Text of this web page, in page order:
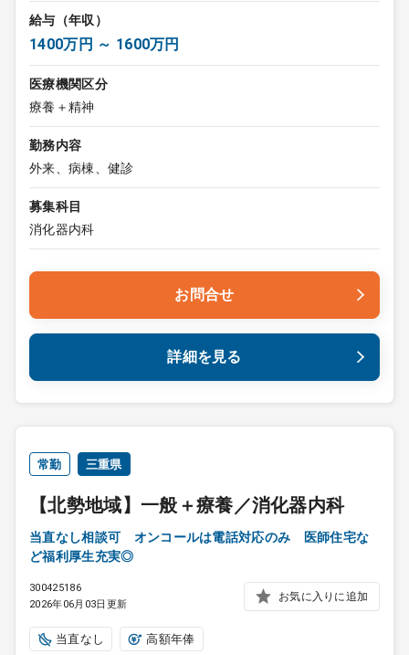
給与（年収）
1400万円 ～ 1600万円
医療機関区分
療養＋精神
勤務内容
外来、病棟、健診
募集科目
消化器内科
お問合せ
詳細を見る
常勤 三重県
【北勢地域】一般＋療養／消化器内科
当直なし相談可 オンコールは電話対応のみ 医師住宅な
ど福利厚生充実◎
300425186
2026年06月03日更新
お気に入りに追加
当直なし 高額年俸